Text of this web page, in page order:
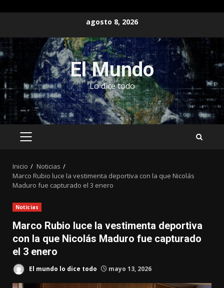
contenido
agosto 8, 2026
El Mundo
Lo dice todo
MENÚ
Inicio
Noticias
Marco Rubio luce la vestimenta deportiva con la que Nicolás
Maduro fue capturado el 3 enero
Noticias
Marco Rubio luce la vestimenta deportiva
con la que Nicolás Maduro fue capturado
el 3 enero
El mundo lo dice todo mayo 13, 2026